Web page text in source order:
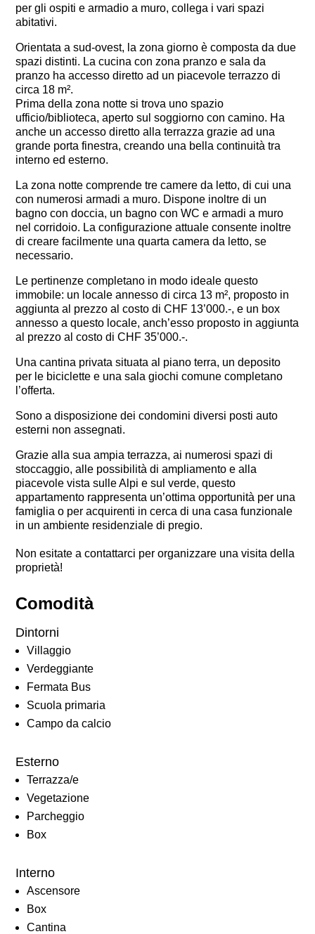
per gli ospiti e armadio a muro, collega i vari spazi
abitativi.
Orientata a sud-ovest, la zona giorno è composta da due
spazi distinti. La cucina con zona pranzo e sala da
pranzo ha accesso diretto ad un piacevole terrazzo di
circa 18 m².
Prima della zona notte si trova uno spazio
ufficio/biblioteca, aperto sul soggiorno con camino. Ha
anche un accesso diretto alla terrazza grazie ad una
grande porta finestra, creando una bella continuità tra
interno ed esterno.
La zona notte comprende tre camere da letto, di cui una
con numerosi armadi a muro. Dispone inoltre di un
bagno con doccia, un bagno con WC e armadi a muro
nel corridoio. La configurazione attuale consente inoltre
di creare facilmente una quarta camera da letto, se
necessario.
Le pertinenze completano in modo ideale questo
immobile: un locale annesso di circa 13 m², proposto in
aggiunta al prezzo al costo di CHF 13’000.-, e un box
annesso a questo locale, anch’esso proposto in aggiunta
al prezzo al costo di CHF 35’000.-.
Una cantina privata situata al piano terra, un deposito
per le biciclette e una sala giochi comune completano
l’offerta.
Sono a disposizione dei condomini diversi posti auto
esterni non assegnati.
Grazie alla sua ampia terrazza, ai numerosi spazi di
stoccaggio, alle possibilità di ampliamento e alla
piacevole vista sulle Alpi e sul verde, questo
appartamento rappresenta un’ottima opportunità per una
famiglia o per acquirenti in cerca di una casa funzionale
in un ambiente residenziale di pregio.
Non esitate a contattarci per organizzare una visita della
proprietà!
Comodità
Dintorni
Villaggio
Verdeggiante
Fermata Bus
Scuola primaria
Campo da calcio
Esterno
Terrazza/e
Vegetazione
Parcheggio
Box
Interno
Ascensore
Box
Cantina